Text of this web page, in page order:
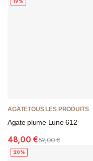
AGATETOUS LES PRODUITS
Agate plume Lune 612
59,00€
48,00€
20%